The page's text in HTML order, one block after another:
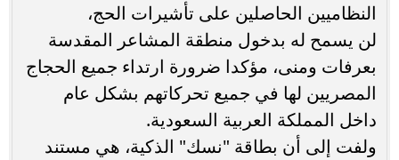
النظاميين الحاصلين على تأشيرات الحج،
لن يسمح له بدخول منطقة المشاعر المقدسة
بعرفات ومنى، مؤكدا ضرورة ارتداء جميع الحجاج
المصريين لها في جميع تحركاتهم بشكل عام
داخل المملكة العربية السعودية.
ولفت إلى أن بطاقة "نسك" الذكية، هي مستند